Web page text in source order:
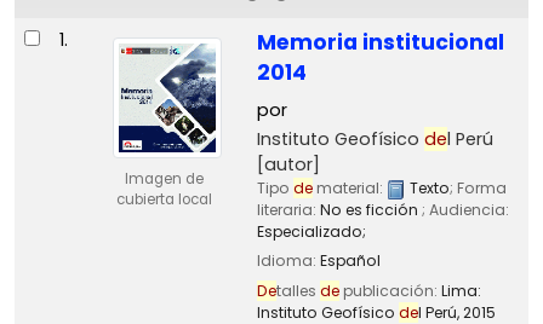
Resultados
1.
Imagen de
cubierta local
Memoria institucional
2014
por
Instituto Geofísico del Perú
[autor]
Tipo dematerial: Texto; Forma
literaria: No es ficción ; Audiencia:
Especializado;
Idioma: Español
Detalles depublicación: Lima:
Instituto Geofísico del Perú,2015